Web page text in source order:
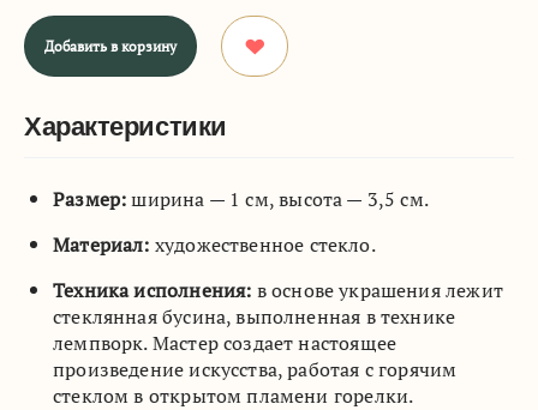
Добавить в корзину
Характеристики
Размер:ширина — 1 см, высота — 3,5 см.
Материал: художественное стекло.
Техника исполнения: в основе украшения лежит
стеклянная бусина, выполненная в технике
лемпворк. Мастер создает настоящее
произведение искусства, работая с горячим
стеклом в открытом пламени горелки.